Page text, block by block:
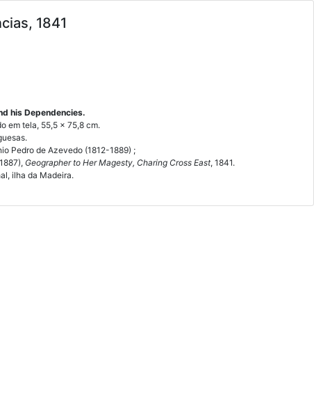
1841
his Dependencies.
em tela, 55,5 x 75,8 cm.
Pedro de Azevedo (1812-1889) ;
Geographer to Her Magesty, Charing Cross East, 1841.
ilha da Madeira.